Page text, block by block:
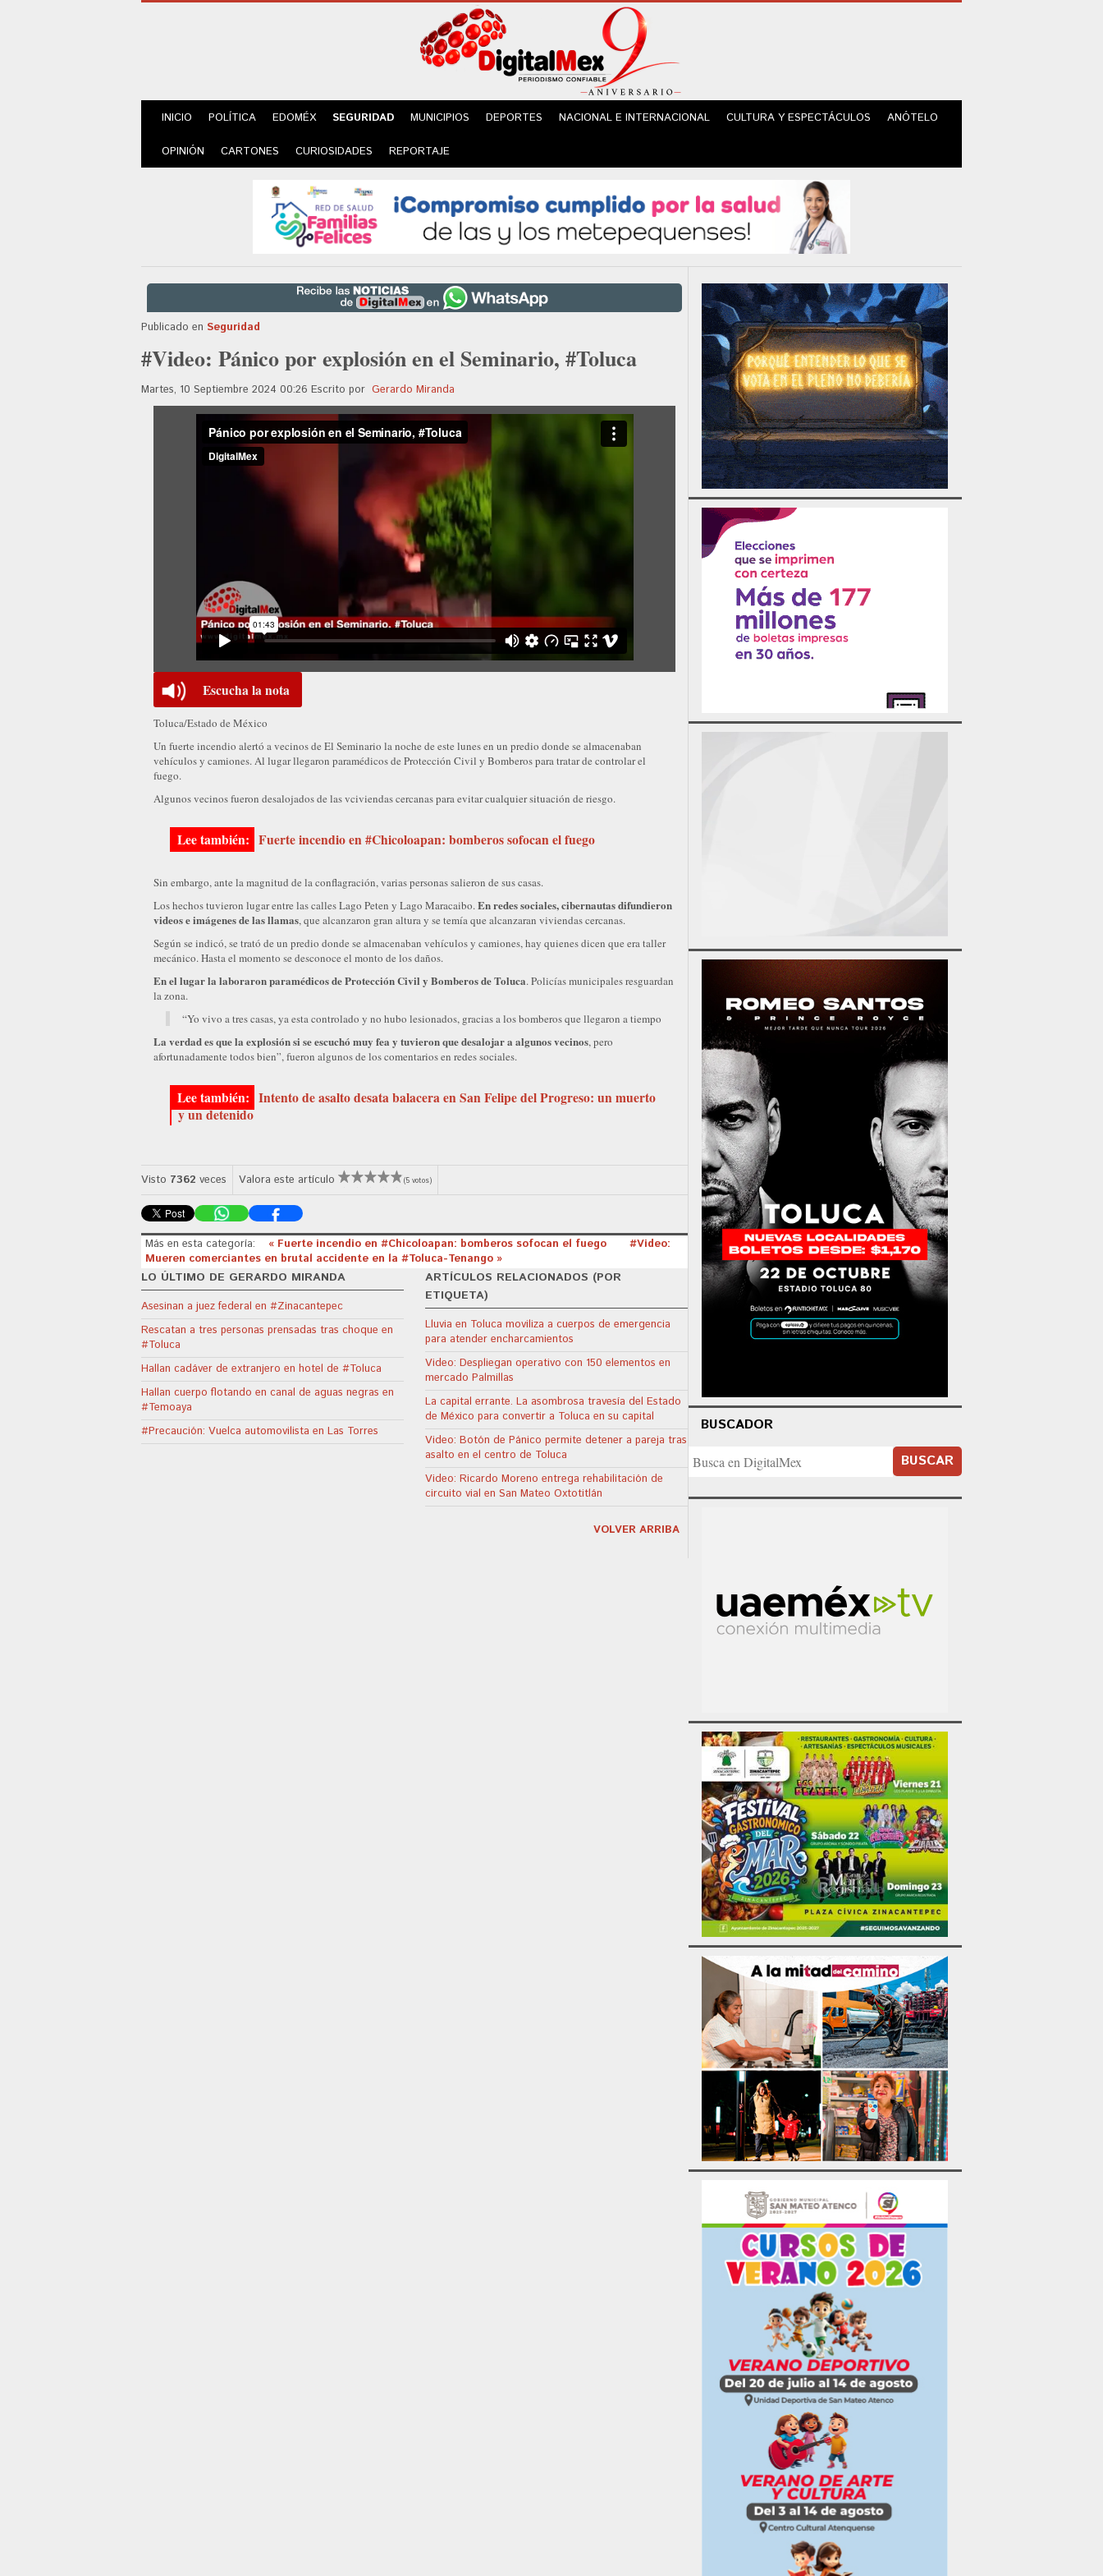
INICIO POLÍTICA EDOMÉX SEGURIDAD MUNICIPIOS DEPORTES NACIONAL E INTERNACIONAL CULTURA Y ESPECTÁCULOS ANÓTELO
OPINIÓN CARTONES CURIOSIDADES REPORTAJE
Publicado en Seguridad
#Video: Pánico por explosión en el Seminario, #Toluca
Martes, 10 Septiembre 2024 00:26 Escrito por Gerardo Miranda
Escucha la nota
Toluca/Estado de México
Un fuerte incendio alertó a vecinos de El Seminario la noche de este lunes en un predio donde se almacenaban
vehículos y camiones. Al lugar llegaron paramédicos de Protección Civil y Bomberos para tratar de controlar el
fuego.
Algunos vecinos fueron desalojados de las vciviendas cercanas para evitar cualquier situación de riesgo.
Fuerte incendio en #Chicoloapan: bomberos sofocan el fuego
Sin embargo, ante la magnitud de la conflagración, varias personas salieron de sus casas.
Los hechos tuvieron lugar entre las calles Lago Peten y Lago Maracaibo.En redes sociales, cibernautas difundieron
videos e imágenes de las llamas, que alcanzaron gran altura y se temía que alcanzaran viviendas cercanas.
Según se indicó, se trató de un predio donde se almacenaban vehículos y camiones, hay quienes dicen que era taller
mecánico. Hasta el momento se desconoce el monto de los daños.
En el lugar la laboraron paramédicos de Protección Civil y Bomberos de Toluca. Policías municipales resguardan
la zona.
“Yo vivo a tres casas, ya esta controlado y no hubo lesionados, gracias a los bomberos que llegaron a tiempo
La verdad es que la explosión si se escuchó muy fea y tuvieron que desalojar a algunos vecinos, pero
afortunadamente todos bien”, fueron algunos de los comentarios en redes sociales.
Intento de asalto desata balacera en San Felipe del Progreso: un muerto
y un detenido
Visto 7362 veces Valora este artículo (5 votos)
Más en esta categoría: « Fuerte incendio en #Chicoloapan: bomberos sofocan el fuego
#Video:
Mueren comerciantes en brutal accidente en la #Toluca-Tenango »
LO ÚLTIMO DE GERARDO MIRANDA
Asesinan a juez federal en #Zinacantepec
Rescatan a tres personas prensadas tras choque en
#Toluca
Hallan cadáver de extranjero en hotel de #Toluca
Hallan cuerpo flotando en canal de aguas negras en
#Temoaya
#Precaución: Vuelca automovilista en Las Torres
ARTÍCULOS RELACIONADOS (POR
ETIQUETA)
Lluvia en Toluca moviliza a cuerpos de emergencia
para atender encharcamientos
Video: Despliegan operativo con 150 elementos en
mercado Palmillas
La capital errante. La asombrosa travesía del Estado
de México para convertir a Toluca en su capital
Video: Botón de Pánico permite detener a pareja tras
asalto en el centro de Toluca
Video: Ricardo Moreno entrega rehabilitación de
circuito vial en San Mateo Oxtotitlán
VOLVER ARRIBA
BUSCADOR
BUSCAR